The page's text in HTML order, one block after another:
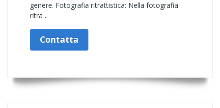
genere. Fotografia ritrattistica: Nella fotografia
ritra ..
Contatta